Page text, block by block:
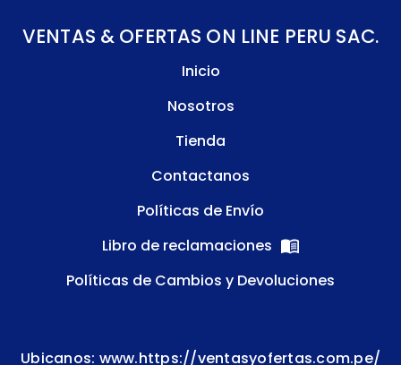
VENTAS & OFERTAS ON LINE PERU SAC.
Inicio
Nosotros
Tienda
Contactanos
Políticas de Envío
Libro de reclamaciones
Políticas de Cambios y Devoluciones
Ubicanos: www.https://ventasyofertas.com.pe/